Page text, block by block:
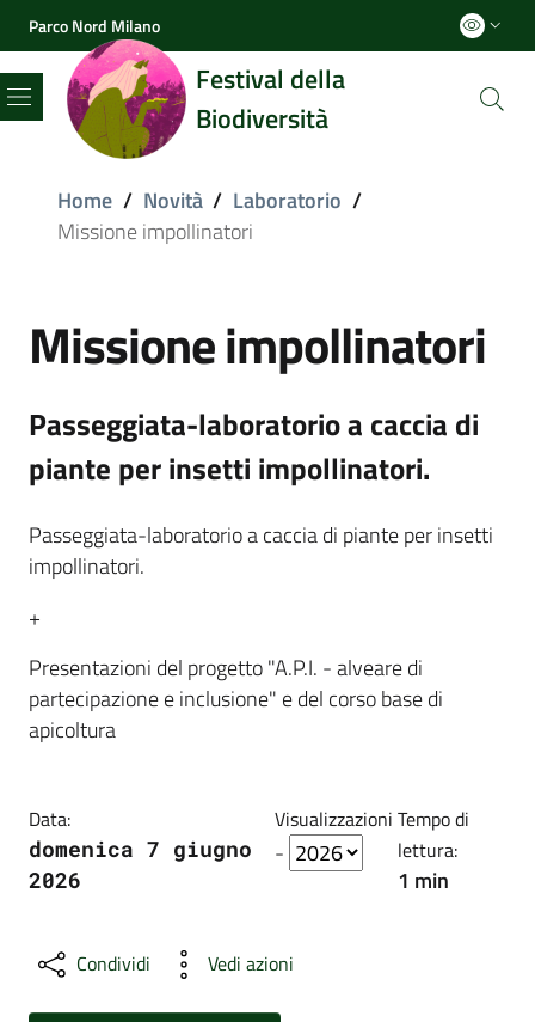
Parco Nord Milano
Festival della
Biodiversità
Menu
Home / Novità / Laboratorio /
Missione impollinatori
Missione impollinatori
Passeggiata-laboratorio a caccia di
piante per insetti impollinatori.
Passeggiata-laboratorio a caccia di piante per insetti
impollinatori.
+
Presentazioni del progetto "A.P.I. - alveare di
partecipazione e inclusione" e del corso base di
apicoltura
Data:
domenica 7 giugno
2026
Visualizzazioni
-
Tempo di
lettura:
1 min
Condividi Vedi azioni